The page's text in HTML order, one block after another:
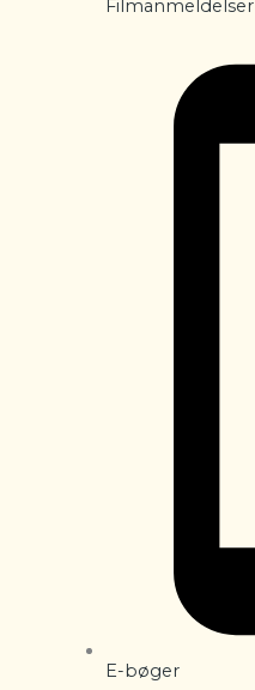
Filmanmeldelser
E-bøger